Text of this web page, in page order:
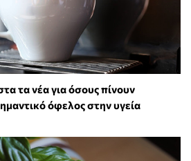
τα νέα για όσους πίνουν
όφελος στην υγεία